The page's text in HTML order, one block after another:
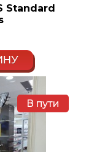
Standard
В пути